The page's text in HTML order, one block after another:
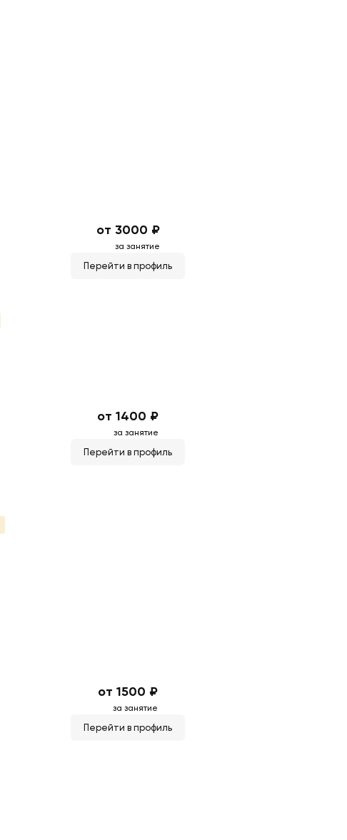
от 3000 ₽
за занятие
Перейти в профиль
от 1400 ₽
за занятие
Перейти в профиль
от 1500 ₽
за занятие
Перейти в профиль